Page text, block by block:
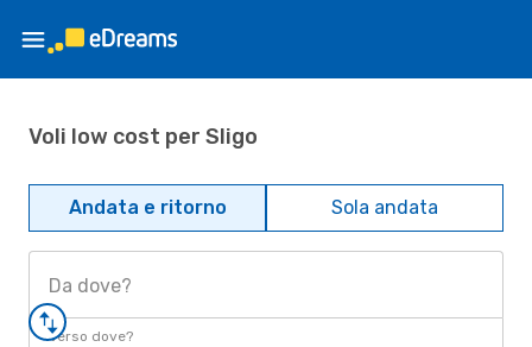
Voli low cost per Sligo
Andata e ritorno Sola andata
Da dove?
Verso dove?